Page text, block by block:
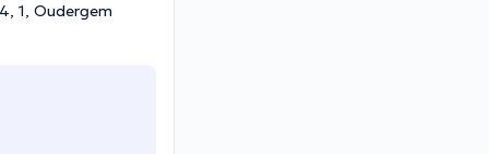
1, Oudergem